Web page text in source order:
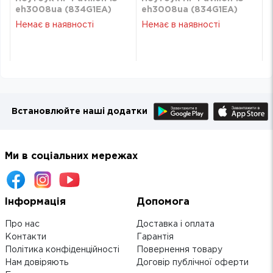
eh3008ua (834G1EA)
Немає в наявності
eh3008ua (834G1EA)
Немає в наявності
Встановлюйте наші додатки
Ми в соціальних мережах
Інформація
Про нас
Контакти
Політика конфіденційності
Нам довіряють
Допомога
Доставка і оплата
Гарантія
Повернення товару
Договір публічної оферти